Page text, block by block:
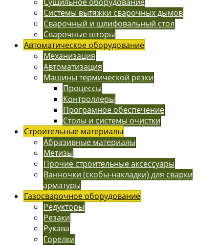
Системы вытяжки сварочных дымов
Сварочный и шлифовальный стол
Сварочные шторы
Автоматическое оборудование
Механизация
Автоматизация
Машины термической резки
Процессы
Контроллеры
Програмное обеспечение
Столы и системы очистки
Строительные материалы
Абразивные материалы
Метизы
Прочие строительные аксессуары
Ванночки (скобы-накладки) для сварки
арматуры
Газосварочное оборудование
Редукторы
Резаки
Рукава
Горелки